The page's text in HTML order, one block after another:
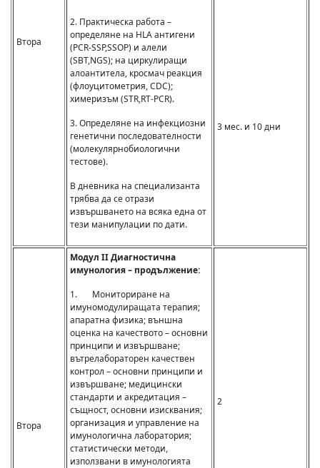
Втора
2. Практическа работа –
определяне на HLA антигени
(PCR-SSP,SSOP) и алели
(SBT,NGS); на циркулиращи
алоантитела, кросмач реакция
(флоуцитометрия, CDC);
химеризъм (STR,RT-PCR).
3. Определяне на инфекциозни
генетични последователности
(молекулярнoбиологични
тестове).
В дневника на специализанта
трябва да се отрази
извършването на всяка една от
тези манипулации по дати.
3 мес. и 10 дни
Втора
Модул II Диагностична
имунология – продължение:
1. Мониториране на
имуномодулиращата терапия;
апаратна физика; външна
оценка на качеството – основни
принципи и извършване;
вътрелабораторен качествен
контрол – основни принципи и
извършване; медицински
стандарти и акредитация –
същност, основни изисквания;
организация и управление на
имунологична лаборатория;
статистически методи,
използвани в имунологията
2